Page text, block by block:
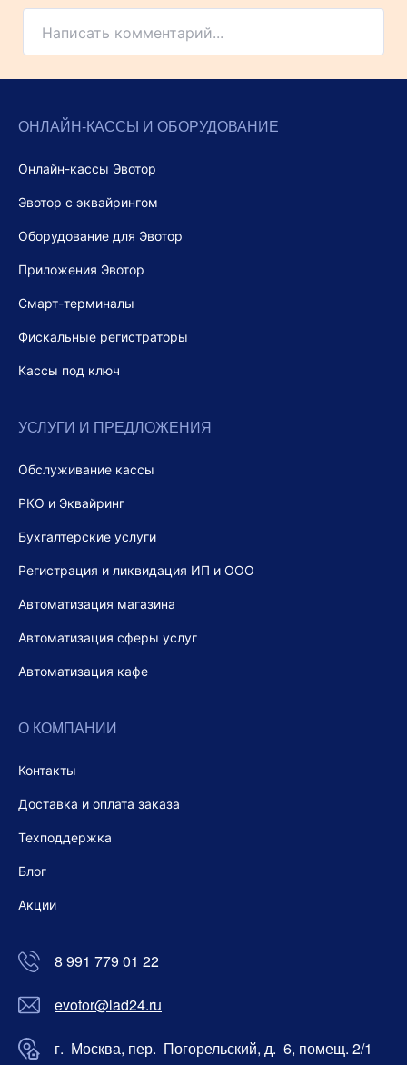
Написать комментарий...
ОНЛАЙН-КАССЫ И ОБОРУДОВАНИЕ
Онлайн-кассы Эвотор
Эвотор с эквайрингом
Оборудование для Эвотор
Приложения Эвотор
Смарт-терминалы
Фискальные регистраторы
Кассы под ключ
УСЛУГИ И ПРЕДЛОЖЕНИЯ
Обслуживание кассы
РКО и Эквайринг
Бухгалтерские услуги
Регистрация и ликвидация ИП и ООО
Автоматизация магазина
Автоматизация сферы услуг
Автоматизация кафе
О КОМПАНИИ
Контакты
Доставка и оплата заказа
Техподдержка
Блог
Акции
8 991 779 01 22
evotor@lad24.ru
г. Москва, пер. Погорельский, д. 6, помещ. 2/1